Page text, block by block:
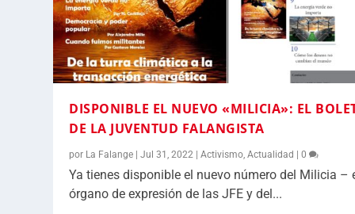
DISPONIBLE EL NUEVO «MILICIA»: EL
DE LA JUVENTUD FALANGISTA
por La Falange |Jul 31, 2022 |Activismo,Actualidad |0
Ya tienes disponible el nuevo número del Milicia –
órgano de expresión de las JFE y del...